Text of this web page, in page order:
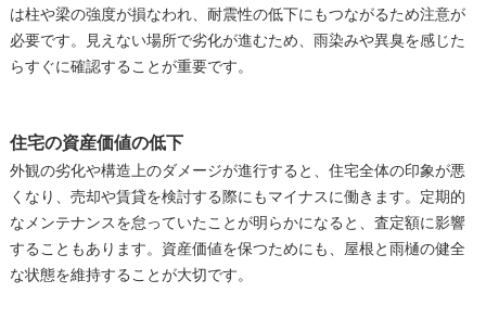
は柱や梁の強度が損なわれ、耐震性の低下にもつながるため注意が
必要です。見えない場所で劣化が進むため、雨染みや異臭を感じた
らすぐに確認することが重要です。
住宅の資産価値の低下
外観の劣化や構造上のダメージが進行すると、住宅全体の印象が悪
くなり、売却や賃貸を検討する際にもマイナスに働きます。定期的
なメンテナンスを怠っていたことが明らかになると、査定額に影響
することもあります。資産価値を保つためにも、屋根と雨樋の健全
な状態を維持することが大切です。